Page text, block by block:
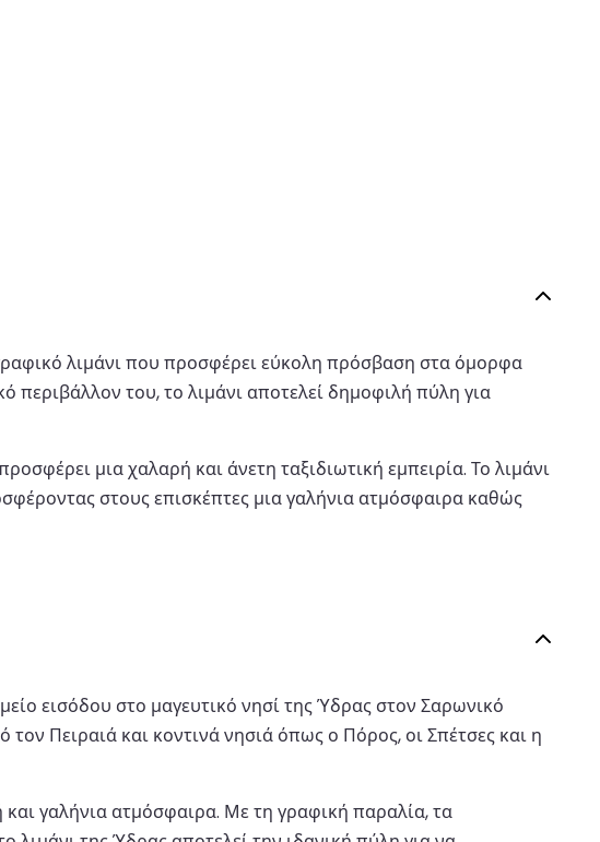
λιμάνι που προσφέρει εύκολη πρόσβαση στα όμορφα
περιβάλλον του, το λιμάνι αποτελεί δημοφιλή πύλη για
μια χαλαρή και άνετη ταξιδιωτική εμπειρία. Το λιμάνι
στους επισκέπτες μια γαλήνια ατμόσφαιρα καθώς
εισόδου στο μαγευτικό νησί της Ύδρας στον Σαρωνικό
Πειραιά και κοντινά νησιά όπως ο Πόρος, οι Σπέτσες και η
και γαλήνια ατμόσφαιρα. Με τη γραφική παραλία, τα